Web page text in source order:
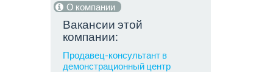
О компании
Вакансии этой
компании:
Продавец-консультант в
демонстрационный центр